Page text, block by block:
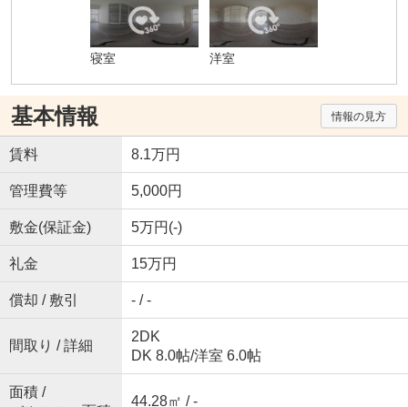
寝室 洋室
基本情報 情報の見方
賃料 8.1万円
管理費等 5,000円
敷金(保証金) 5万円(-)
礼金 15万円
償却 / 敷引 - / -
間取り / 詳細
2DK
DK 8.0帖/洋室 6.0帖
面積 /
44.28㎡ / -